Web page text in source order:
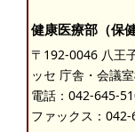
健康医療部（保
〒192-0046 八王
ッセ 庁舎・会議
電話： 042-645-
ファックス：